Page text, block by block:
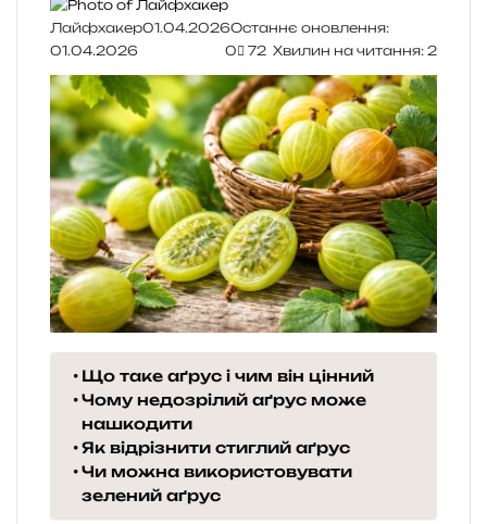
Лайфхакер01.04.2026Останнє оновлення:
01.04.2026
0 72 Хвилин на читання: 2
Що таке аґрус і чим він цінний
Чому недозрілий аґрус може
нашкодити
Як відрізнити стиглий аґрус
Чи можна використовувати
зелений аґрус